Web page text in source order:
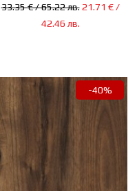
33.35 € / 65.22 лв. 21.71 € /
42.46 лв.
-40%